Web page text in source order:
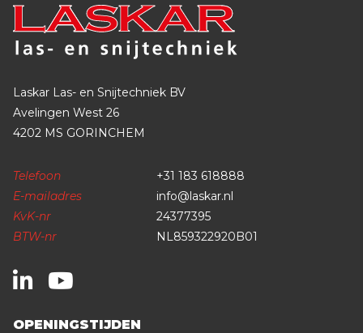
Laskar Las- en Snijtechniek BV
Avelingen West 26
4202 MS GORINCHEM
Telefoon
+31 183 618888
E-mailadres
info@laskar.nl
KvK-nr
24377395
BTW-nr
NL859322920B01
OPENINGSTIJDEN